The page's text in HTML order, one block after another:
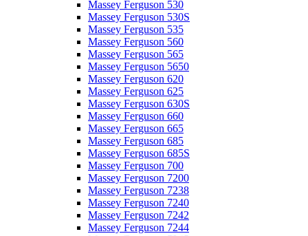
Massey Ferguson 530
Massey Ferguson 530S
Massey Ferguson 535
Massey Ferguson 560
Massey Ferguson 565
Massey Ferguson 5650
Massey Ferguson 620
Massey Ferguson 625
Massey Ferguson 630S
Massey Ferguson 660
Massey Ferguson 665
Massey Ferguson 685
Massey Ferguson 685S
Massey Ferguson 700
Massey Ferguson 7200
Massey Ferguson 7238
Massey Ferguson 7240
Massey Ferguson 7242
Massey Ferguson 7244